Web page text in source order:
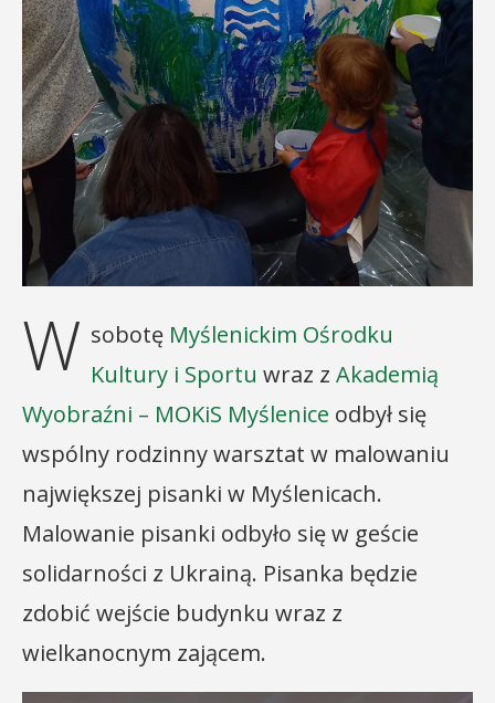
W sobotę Myślenickim Ośrodku
Kultury i Sportu wraz z Akademią
Wyobraźni – MOKiS Myślenice odbył się
wspólny rodzinny warsztat w malowaniu
największej pisanki w Myślenicach.
Malowanie pisanki odbyło się w geście
solidarności z Ukrainą. Pisanka będzie
zdobić wejście budynku wraz z
wielkanocnym zającem.